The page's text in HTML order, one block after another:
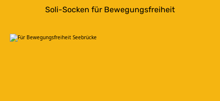
Soli-Socken für Bewegungsfreiheit